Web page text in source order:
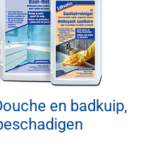
en badkuip,